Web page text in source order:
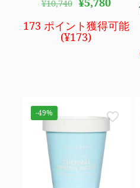
で
¥10,740
価
格
は
の
価
173 ポイント獲得可能
(¥173)
-49%